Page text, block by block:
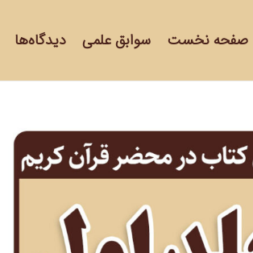
صفحه نخست سوابق علمی دیدگاه‌ها